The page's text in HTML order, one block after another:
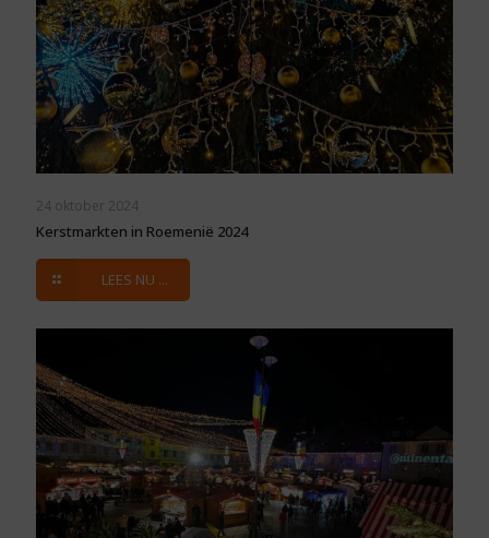
24 oktober 2024
Kerstmarkten in Roemenië 2024
LEES NU ...